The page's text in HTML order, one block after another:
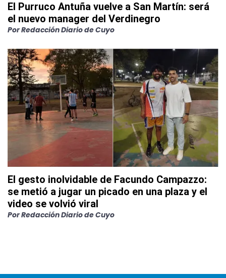
El Purruco Antuña vuelve a San Martín: será
el nuevo manager del Verdinegro
PorRedacción Diario de Cuyo
El gesto inolvidable de Facundo Campazzo:
se metió a jugar un picado en una plaza y el
video se volvió viral
PorRedacción Diario de Cuyo